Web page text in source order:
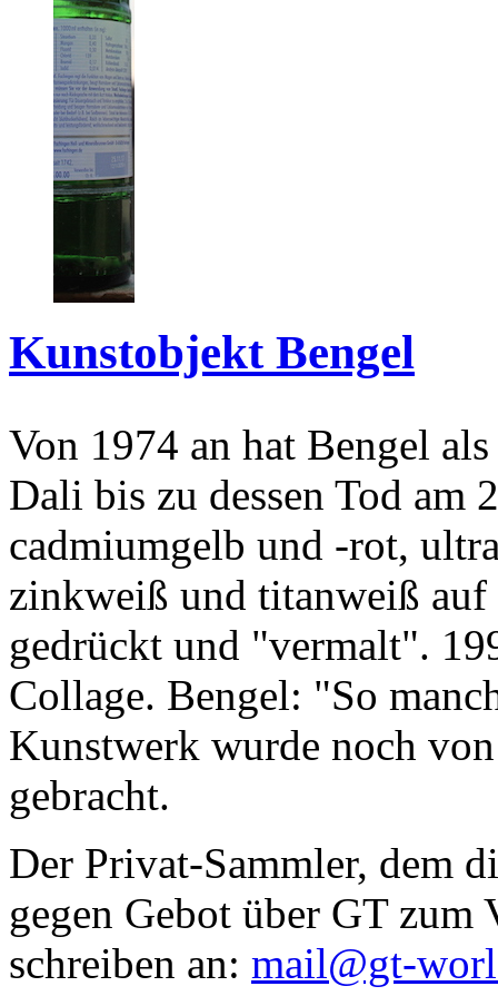
Kunstobjekt Bengel
Von 1974 an hat Bengel
Dali bis zu dessen Tod am
cadmiumgelb und -rot,
zinkweiß und titanweiß
gedrückt und "vermalt".
Collage. Bengel: "So
Kunstwerk wurde noch
gebracht.
Der Privat-Sammler, dem
gegen Gebot über GT zum
schreiben an: mail@gt-